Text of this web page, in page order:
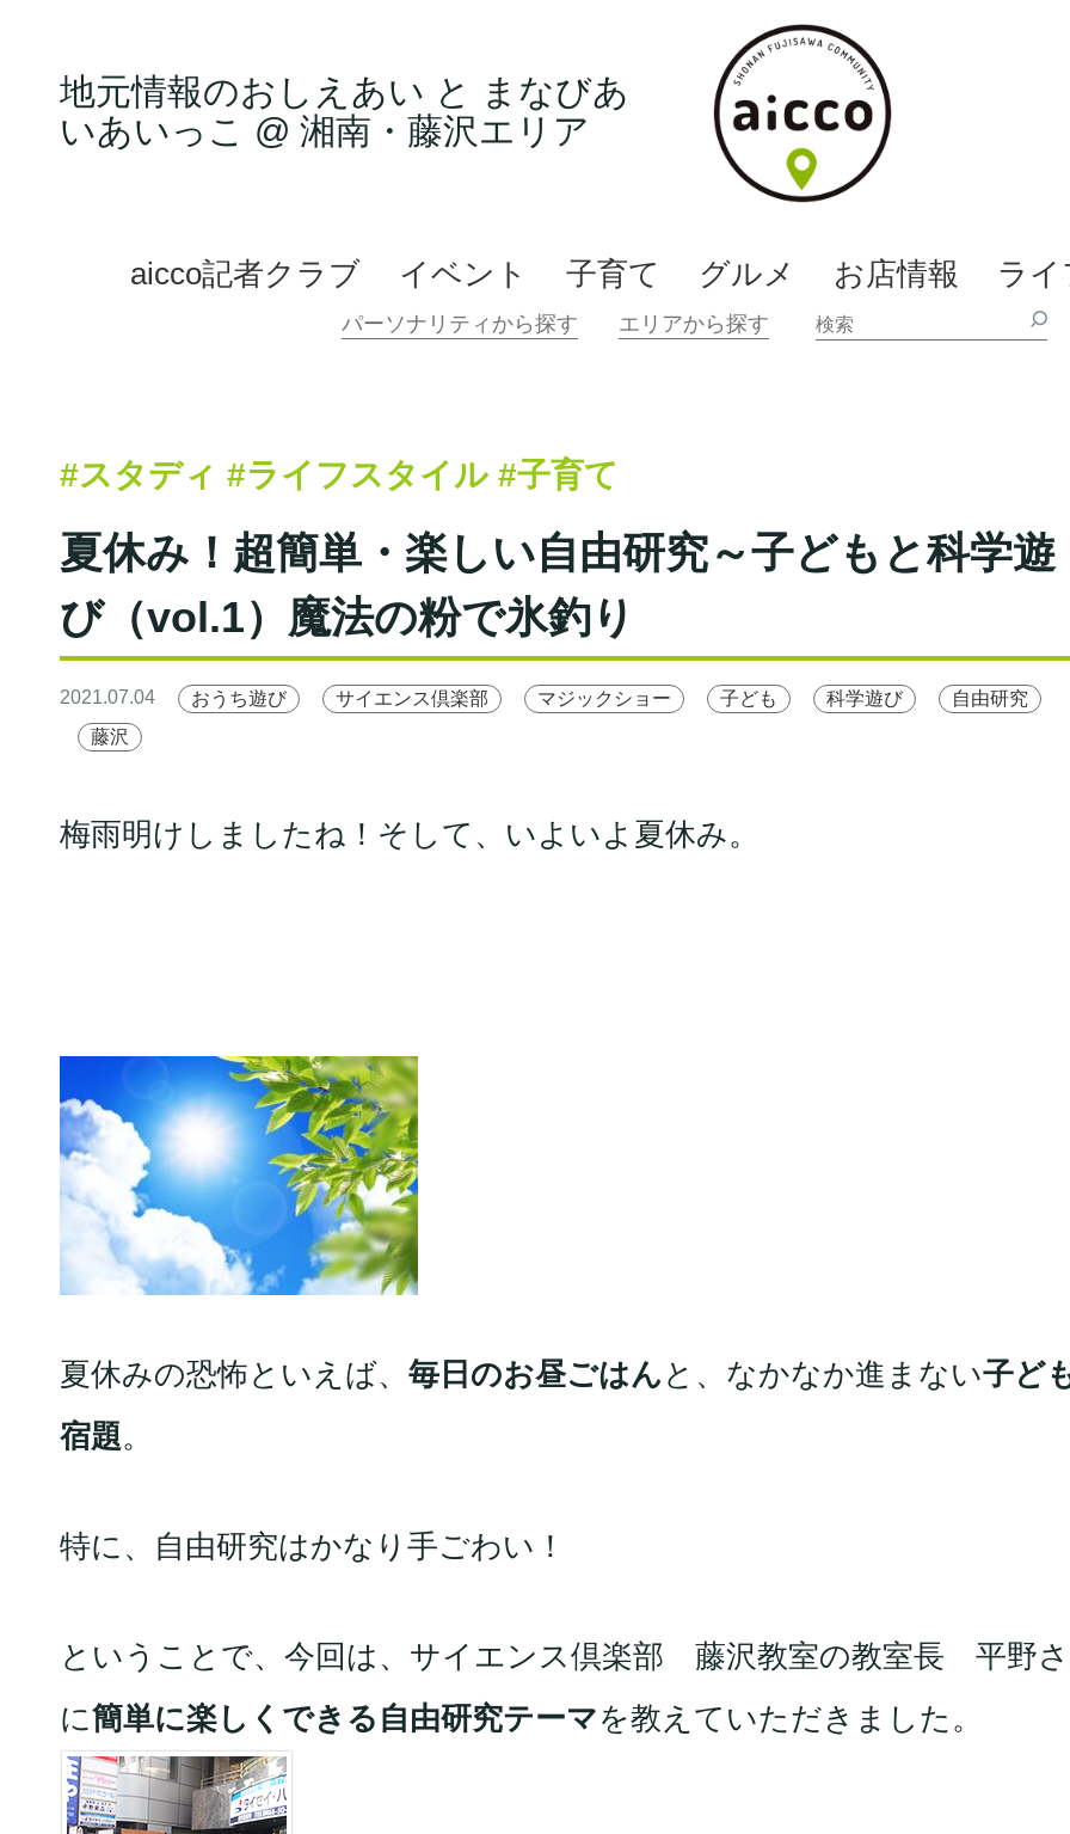
地元情報のおしえあい と まなびあ
いあいっこ @ 湘南・藤沢エリア
aicco記者クラブ イベント 子育て グルメ お店情報 ラ
#スタディ #ライフスタイル #子育て
夏休み！超簡単・楽しい自由研究～子どもと科学遊
び（vol.1）魔法の粉で氷釣り
2021.07.04 おうち遊び サイエンス倶楽部 マジックショー 子ども 科学遊び
自由研究
藤沢
梅雨明けしましたね！そして、いよいよ夏休み。
夏休みの恐怖といえば、 毎日のお昼ごはん と、なかなか進まない子ど
宿題。
特に、自由研究はかなり手ごわい！
ということで、今回は、サイエンス倶楽部 藤沢教室の教室長 平野
に簡単に楽しくできる自由研究テーマを教えていただきました。